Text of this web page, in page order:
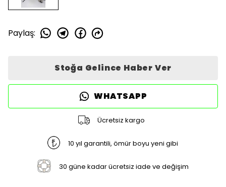
Paylaş:
Stoğa Gelince Haber Ver
WHATSAPP
Ücretsiz kargo
10 yıl garantili, ömür boyu yeni gibi
30 güne kadar ücretsiz iade ve değişim